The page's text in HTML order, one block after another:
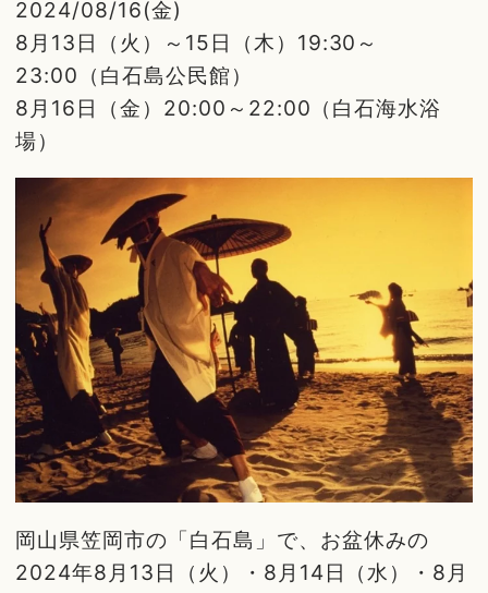
2024/08/16(金)
8月13日（火）～15日（木）19:30～
23:00（白石島公民館）
8月16日（金）20:00～22:00（白石海水浴
場）
岡山県笠岡市の「白石島」で、お盆休みの
2024年8月13日（火）・8月14日（水）・8月